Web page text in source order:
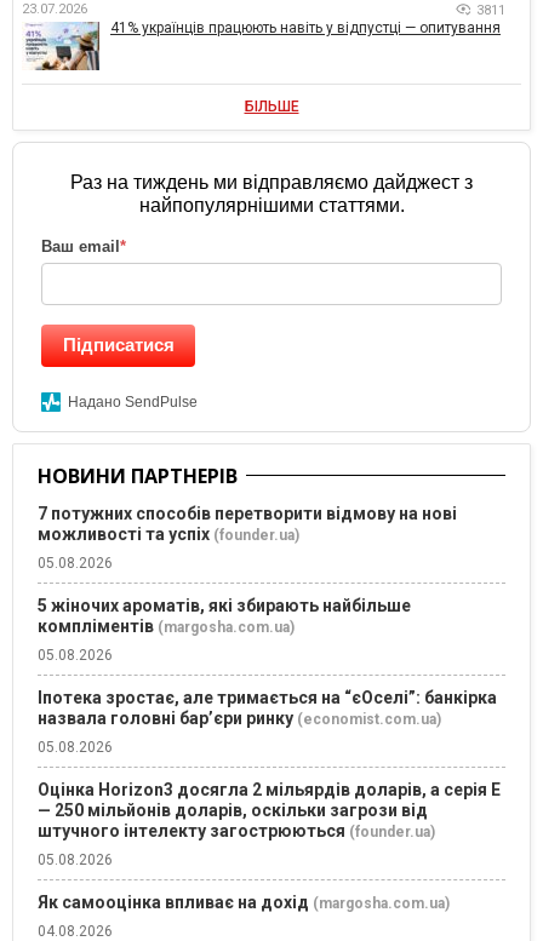
23.07.2026 3811
41% українців працюють навіть у відпустці — опитування
БІЛЬШЕ
Раз на тиждень ми відправляємо дайджест з
найпопулярнішими статтями.
Ваш email *
Підписатися
Надано SendPulse
НОВИНИ ПАРТНЕРІВ
7 потужних способів перетворити відмову на нові
можливості та успіх (founder.ua)
05.08.2026
5 жіночих ароматів, які збирають найбільше
компліментів (margosha.com.ua)
05.08.2026
Іпотека зростає, але тримається на “єОселі”: банкірка
назвала головні бар’єри ринку (economist.com.ua)
05.08.2026
Оцінка Horizon3 досягла 2 мільярдів доларів, а серія E
— 250 мільйонів доларів, оскільки загрози від
штучного інтелекту загострюються (founder.ua)
05.08.2026
Як самооцінка впливає на дохід (margosha.com.ua)
04.08.2026